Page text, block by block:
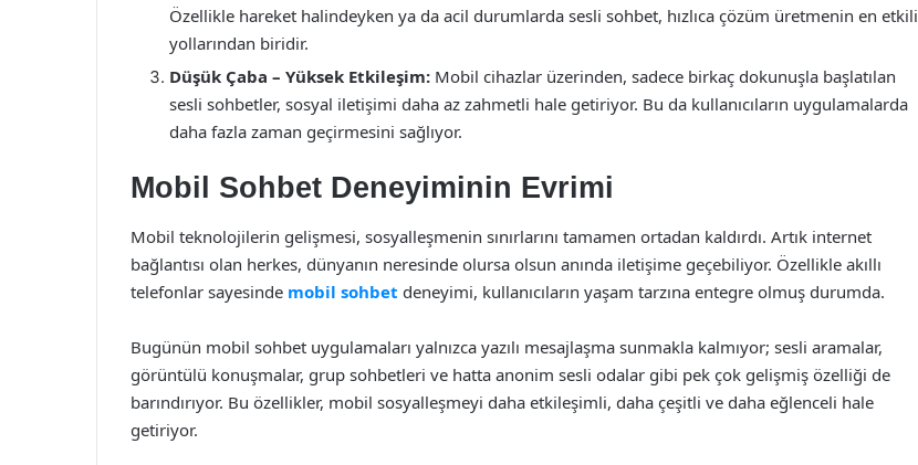
Özellikle hareket halindeyken ya da acil durumlarda sesli sohbet, hızlıca çözüm üretmenin en etkili
yollarından biridir.
Düşük Çaba – Yüksek Etkileşim: Mobil cihazlar üzerinden, sadece birkaç dokunuşla başlatılan
sesli sohbetler, sosyal iletişimi daha az zahmetli hale getiriyor. Bu da kullanıcıların uygulamalarda
daha fazla zaman geçirmesini sağlıyor.
Mobil Sohbet Deneyiminin Evrimi
Mobil teknolojilerin gelişmesi, sosyalleşmenin sınırlarını tamamen ortadan kaldırdı. Artık internet
bağlantısı olan herkes, dünyanın neresinde olursa olsun anında iletişime geçebiliyor. Özellikle akıllı
telefonlar sayesinde mobil sohbet deneyimi, kullanıcıların yaşam tarzına entegre olmuş durumda.
Bugünün mobil sohbet uygulamaları yalnızca yazılı mesajlaşma sunmakla kalmıyor; sesli aramalar,
görüntülü konuşmalar, grup sohbetleri ve hatta anonim sesli odalar gibi pek çok gelişmiş özelliği de
barındırıyor. Bu özellikler, mobil sosyalleşmeyi daha etkileşimli, daha çeşitli ve daha eğlenceli hale
getiriyor.